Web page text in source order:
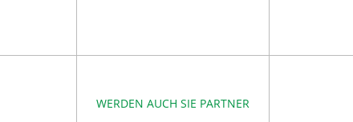
WERDEN AUCH SIE PARTNER